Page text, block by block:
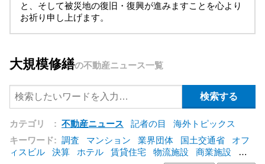
と、そして被災地の復旧・復興が進みますことを心より
お祈り申し上げます。
大規模修繕の不動産ニュース一覧
カテゴリ : 不動産ニュース 記者の目
海外トピックス
キーワード: 調査 マンション 業界団体 国土交通省
オフ
ィスビル
決算 ホテル 賃貸住宅 物流施設 商業施設
海